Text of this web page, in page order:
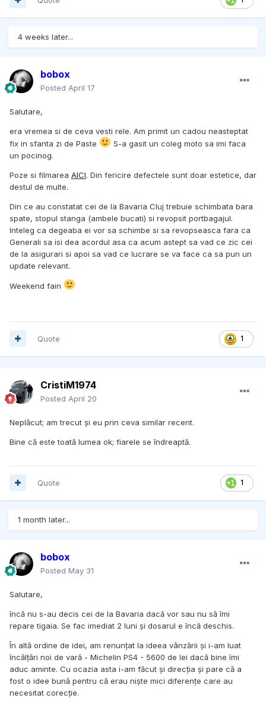
4 weeks later...
bobox
Posted April 17
Salutare,
era vremea si de ceva vesti rele. Am primit un cadou neasteptat
fix in sfanta zi de Paste
S-a gasit un coleg moto sa imi faca
un pocinog.
Poze si filmarea AICI. Din fericire defectele sunt doar estetice, dar
destul de multe.
Din ce au constatat cei de la Bavaria Cluj trebuie schimbata bara
spate, stopul stanga (ambele bucati) si revopsit portbagajul.
Inteleg ca degeaba ei vor sa schimbe si sa revopseasca fara ca
Generali sa isi dea acordul asa ca acum astept sa vad ce zic cei
de la asigurari si apoi sa vad ce lucrare se va face ca sa pun un
update relevant.
Weekend fain
1
Quote
CristiM1974
Posted April 20
Neplăcut; am trecut și eu prin ceva similar recent.
Bine că este toată lumea ok; fiarele se îndreaptă.
1
Quote
1 month later...
bobox
Posted May 31
Salutare,
încă nu s-au decis cei de la Bavaria dacă vor sau nu să îmi
repare tigaia. Se fac imediat 2 luni și dosarul e încă deschis.
În altă ordine de idei, am renunțat la ideea vânzării și i-am luat
încălțări noi de vară - Michelin PS4 - 5600 de lei dacă bine îmi
aduc aminte. Cu ocazia asta i-am făcut și direcția și pare că a
fost o idee bună pentru că erau niște mici diferențe care au
necesitat corecție.